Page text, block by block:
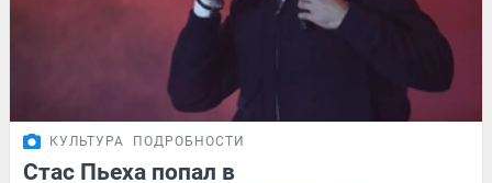
КУЛЬТУРА ПОДРОБНОСТИ
Стас Пьеха попал в